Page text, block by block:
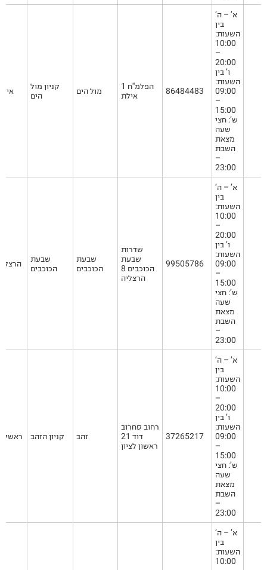
קניון מול
הים
מול הים
הפלמ''ח 1
אילת
86484483
א’ – ה’
בין
השעות:
10:00
–
20:00
ו’ בין
השעות:
09:00
–
15:00
ש’: חצי
שעה
מצאת
השבת
–
23:00
שבעת
הכוכבים
שבעת
הכוכבים
שדרות
שבעת
הכוכבים 8
הרצליה
99505786
א’ – ה’
בין
השעות:
10:00
–
20:00
ו’ בין
השעות:
09:00
–
15:00
ש’: חצי
שעה
מצאת
השבת
–
23:00
קניון הזהב זהב
רחוב סחרוב
דוד 21
ראשון לציון
37265217
א’ – ה’
בין
השעות:
10:00
–
20:00
ו’ בין
השעות:
09:00
–
15:00
ש’: חצי
שעה
מצאת
השבת
–
23:00
א’ – ה’
בין
השעות:
10:00